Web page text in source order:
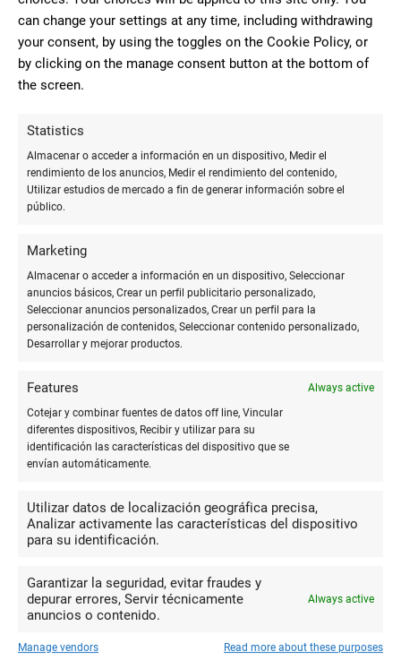
can change your settings at any time, including withdrawing
your consent, by using the toggles on the Cookie Policy, or
by clicking on the manage consent button at the bottom of
the screen.
Statistics
Almacenar o acceder a información en un dispositivo, Medir el
rendimiento de los anuncios, Medir el rendimiento del contenido,
Utilizar estudios de mercado a fin de generar información sobre el
público.
Marketing
Almacenar o acceder a información en un dispositivo, Seleccionar
anuncios básicos, Crear un perfil publicitario personalizado,
Seleccionar anuncios personalizados, Crear un perfil para la
personalización de contenidos, Seleccionar contenido personalizado,
Desarrollar y mejorar productos.
Features
Always active
Cotejar y combinar fuentes de datos off line, Vincular
diferentes dispositivos, Recibir y utilizar para su
identificación las características del dispositivo que se
envían automáticamente.
Utilizar datos de localización geográfica precisa,
Analizar activamente las características del dispositivo
para su identificación.
Garantizar la seguridad, evitar fraudes y
depurar errores, Servir técnicamente
anuncios o contenido.
Always active
Manage vendors Read more about these purposes
rocio beledo
10
Fabricantes de
Material de
Psicomotricidad
he descubierto que tienen productos de
papelería de toda la vida que por
desgracia es complicado encontrarlos
actualmente.
Gerard Gómez
Librería de barrio y punto
celeritas donde puedes comprar cosas
de papelería, chuches, algún juguete,
etc. La encargada es una persona muy atenta, amable y
profesional. Siempre acudo a este sitio para hacer mis
He tenido un problema con Dhl